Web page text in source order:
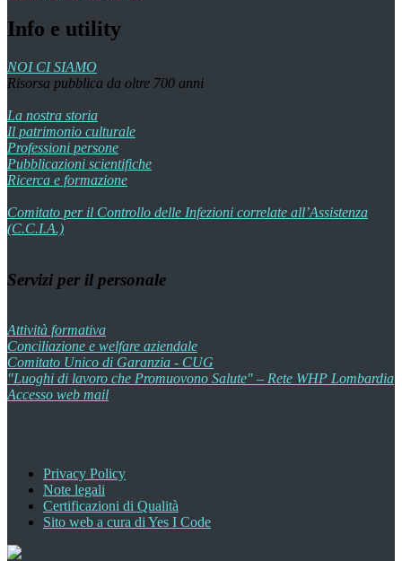
Info e utility
NOI CI SIAMO
Risorsa pubblica da oltre 700 anni
La nostra storia
Il patrimonio culturale
Professioni persone
Pubblicazioni scientifiche
Ricerca e formazione
Comitato per il Controllo delle Infezioni correlate all’Assistenza
(C.C.I.A.)
Servizi per il personale
Attività formativa
Conciliazione e welfare aziendale
Comitato Unico di Garanzia - CUG
"Luoghi di lavoro che Promuovono Salute" – Rete WHP Lombardia
Accesso web mail
Privacy Policy
Note legali
Certificazioni di Qualità
Sito web a cura di Yes I Code